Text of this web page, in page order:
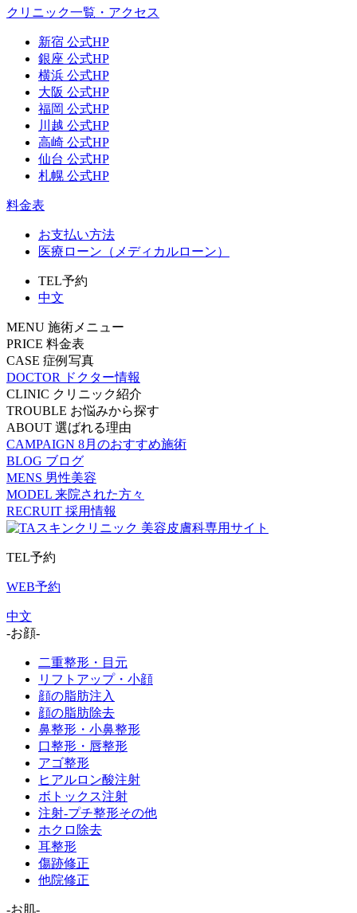
クリニック一覧・アクセス
新宿 公式HP
銀座 公式HP
横浜 公式HP
大阪 公式HP
福岡 公式HP
川越 公式HP
高崎 公式HP
仙台 公式HP
札幌 公式HP
料金表
お支払い方法
医療ローン（メディカルローン）
TEL予約
中文
MENU 施術メニュー
PRICE 料金表
CASE 症例写真
DOCTOR
ドクター情報
CLINIC クリニック紹介
TROUBLE お悩みから探す
ABOUT 選ばれる理由
CAMPAIGN 8月のおすすめ施術
BLOG ブログ
MENS 男性美容
MODEL 来院された方々
RECRUIT 採用情報
TEL予約
WEB予約
中文
-お顔-
二重整形・目元
リフトアップ・小顔
顔の脂肪注入
顔の脂肪除去
鼻整形・小鼻整形
口整形・唇整形
アゴ整形
ヒアルロン酸注射
ボトックス注射
注射-プチ整形その他
ホクロ除去
耳整形
傷跡修正
他院修正
-お肌-